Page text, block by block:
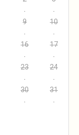
9 10
16 17
23 24
30 31